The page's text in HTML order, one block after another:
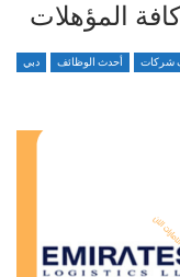
المؤهلات
شركات أحدث الوظائف دبي